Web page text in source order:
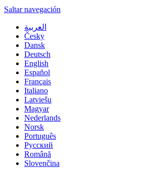
Saltar navegación
العربية
Česky
Dansk
Deutsch
English
Español
Français
Italiano
Latviešu
Magyar
Nederlands
Norsk
Português
Русский
Română
Slovenčina